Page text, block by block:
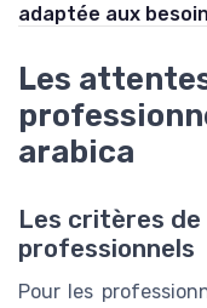
adaptée aux
Les
arabica
Les critères
professionnels
Pour les